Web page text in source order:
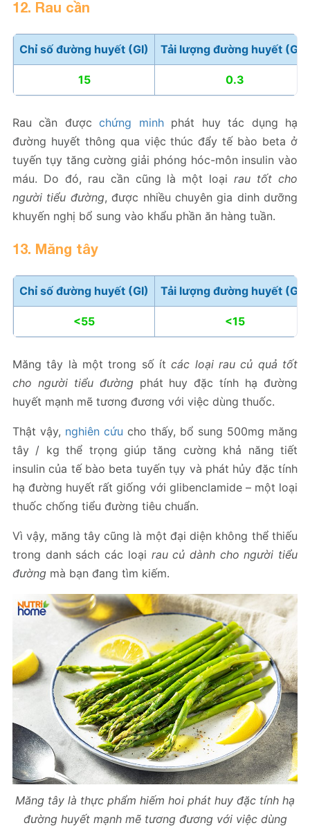
12. Rau cần
Chỉ số đường huyết (GI) Tải lượng đường huyết (GL)
15 0.3
Rau cần đượcchứng minhphát huy tác dụng hạ
đường huyết thông qua việc thúc đẩy tế bào beta ở
tuyến tụy tăng cường giải phóng hóc-môn insulin vào
máu. Do đó, rau cần cũng là một loạirau tốt cho
người tiểu đường, được nhiều chuyên gia dinh dưỡng
khuyến nghị bổ sung vào khẩu phần ăn hàng tuần.
13. Măng tây
Chỉ số đường huyết (GI) Tải lượng đường huyết (GL)
<55 <15
Măng tây là một trong số ítcác loại rau củ quả tốt
cho người tiểu đường phát huy đặc tính hạ đường
huyết mạnh mẽ tương đương với việc dùng thuốc.
Thật vậy, nghiên cứu cho thấy, bổ sung 500mg măng
tây / kg thể trọng giúp tăng cường khả năng tiết
insulin của tế bào beta tuyến tụy và phát hủy đặc tính
hạ đường huyết rất giống với glibenclamide – một loại
thuốc chống tiểu đường tiêu chuẩn.
Vì vậy, măng tây cũng là một đại diện không thể thiếu
trong danh sách các loại rau củ dành cho người tiểu
đường mà bạn đang tìm kiếm.
Măng tây là thực phẩm hiếm hoi phát huy đặc tính hạ
đường huyết mạnh mẽ tương đương với việc dùng